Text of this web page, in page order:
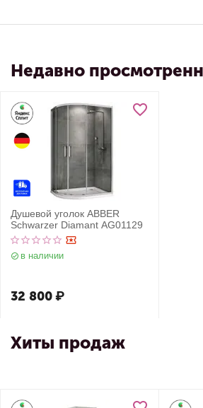
Недавно
Душевой уголок ABBER
Schwarzer Diamant AG01129
в наличии
32 800₽
Хиты продаж